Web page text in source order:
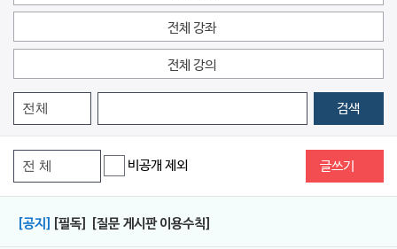
전체 강좌
전체 강의
검색
비공개 제외 글쓰기
[공지] [필독] [질문 게시판 이용수칙]